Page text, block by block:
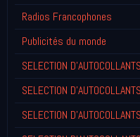
Radios Francophones
Publicités du monde
SELECTION
SELECTION
SELECTION